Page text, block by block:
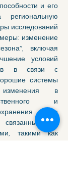
и его
исследований
изменение
включая
условий
в связи с
системы
в
и
для
с
такими как